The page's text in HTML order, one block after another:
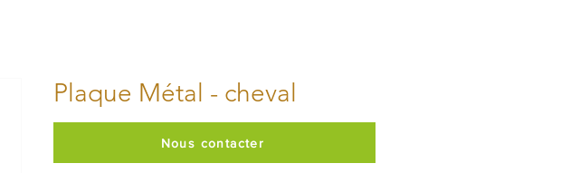
Plaque Métal - cheval
Nous contacter